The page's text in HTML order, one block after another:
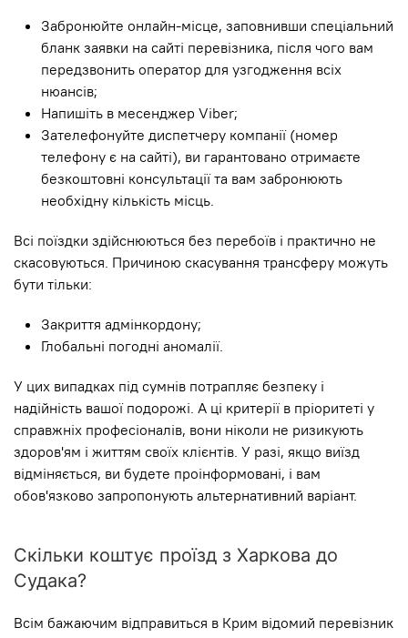
Забронюйте онлайн-місце, заповнивши спеціальний
бланк заявки на сайті перевізника, після чого вам
передзвонить оператор для узгодження всіх
нюансів;
Напишіть в месенджер Viber;
Зателефонуйте диспетчеру компанії (номер
телефону є на сайті), ви гарантовано отримаєте
безкоштовні консультації та вам забронюють
необхідну кількість місць.
Всі поїздки здійснюються без перебоїв і практично не
скасовуються. Причиною скасування трансферу можуть
бути тільки:
Закриття адмінкордону;
Глобальні погодні аномалії.
У цих випадках під сумнів потрапляє безпеку і
надійність вашої подорожі. А ці критерії в пріоритеті у
справжніх професіоналів, вони ніколи не ризикують
здоров'ям і життям своїх клієнтів. У разі, якщо виїзд
відміняється, ви будете проінформовані, і вам
обов'язково запропонують альтернативний варіант.
Скільки коштує проїзд з Харкова до
Судака?
Всім бажаючим відправиться в Крим відомий перевізник